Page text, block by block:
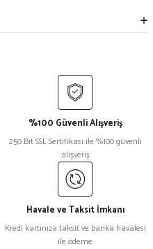
%100 Güvenli Alışveriş
250 Bit SSL Sertifikası ile %100 güvenli
alışveriş
Havale ve Taksit İmkanı
Kredi kartınıza taksit ve banka havalesi
ile ödeme